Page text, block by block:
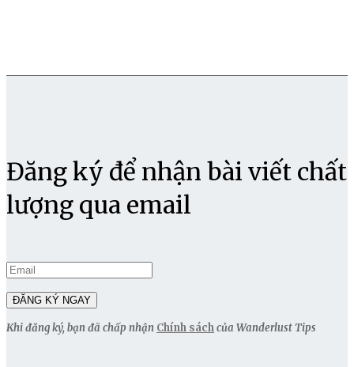
Đăng ký để nhận bài viết chất
lượng qua email
Khi đăng ký, bạn đã chấp nhận Chính sáchcủa Wanderlust Tips